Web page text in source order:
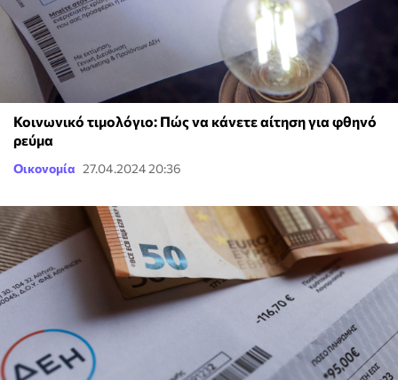
Κοινωνικό τιμολόγιο: Πώς να κάνετε αίτηση για φθηνό
ρεύμα
Οικονομία 27.04.2024 20:36